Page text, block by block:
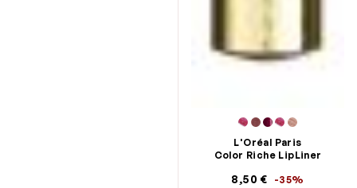
L'Oréal Paris
Color Riche LipLiner
8,50 € -35%